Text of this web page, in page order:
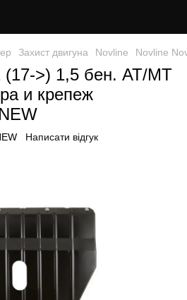
Захист двигуна Novline Novline
(17->) 1,5 бен. АТ/МТ
и крепеж
Написати відгук